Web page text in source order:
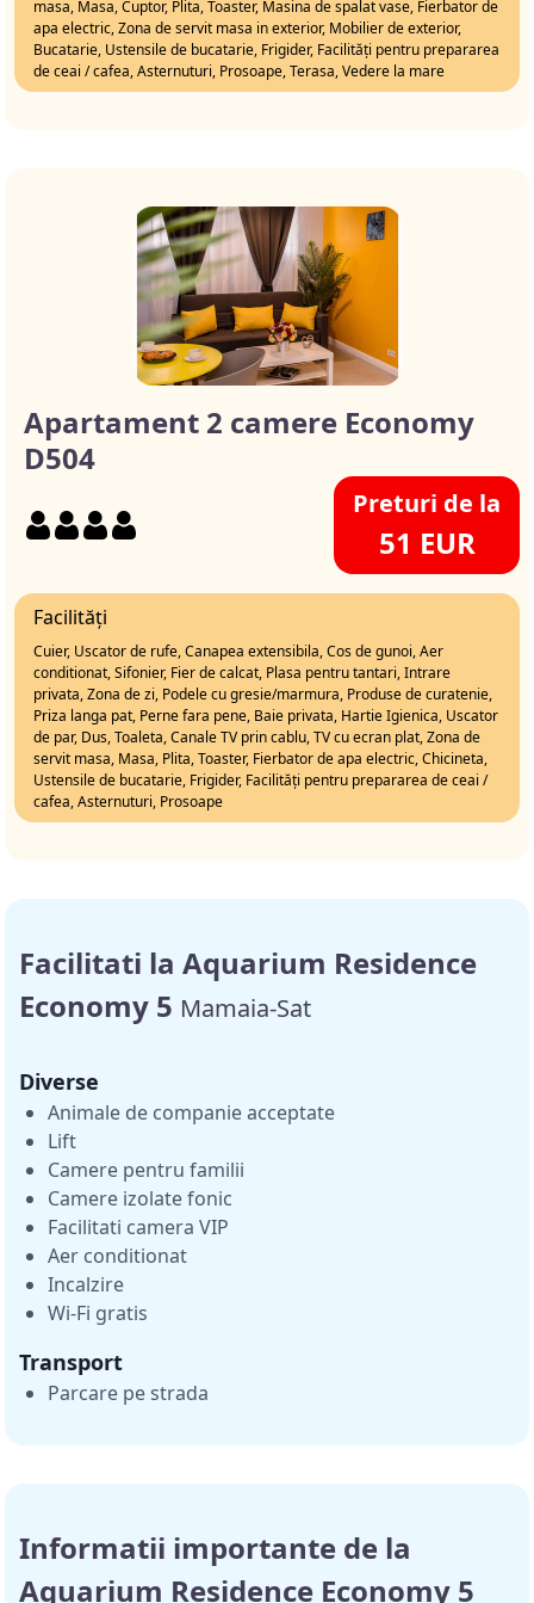
masa, Masa, Cuptor, Plita, Toaster, Masina de spalat vase, Fierbator de
apa electric, Zona de servit masa in exterior, Mobilier de exterior,
Bucatarie, Ustensile de bucatarie, Frigider, Facilități pentru prepararea
de ceai / cafea, Asternuturi, Prosoape, Terasa, Vedere la mare
Apartament 2 camere Economy
D504
Preturi de la
51 EUR
Facilități
Cuier, Uscator de rufe, Canapea extensibila, Cos de gunoi, Aer
conditionat, Sifonier, Fier de calcat, Plasa pentru tantari, Intrare
privata, Zona de zi, Podele cu gresie/marmura, Produse de curatenie,
Priza langa pat, Perne fara pene, Baie privata, Hartie Igienica, Uscator
de par, Dus, Toaleta, Canale TV prin cablu, TV cu ecran plat, Zona de
servit masa, Masa, Plita, Toaster, Fierbator de apa electric, Chicineta,
Ustensile de bucatarie, Frigider, Facilități pentru prepararea de ceai /
cafea, Asternuturi, Prosoape
Facilitati la Aquarium Residence
Economy 5 Mamaia-Sat
Diverse
Animale de companie acceptate
Lift
Camere pentru familii
Camere izolate fonic
Facilitati camera VIP
Aer conditionat
Incalzire
Wi-Fi gratis
Transport
Parcare pe strada
Informatii importante de la
Aquarium Residence Economy 5